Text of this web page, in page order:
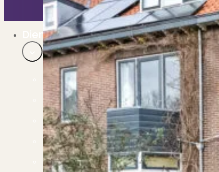
Bekijk ons huuraanbod..
Nieuwbouw projecten
De toekomst, te koop..
Diensten
Verkoop
Begeleiding naar een succesvolle verkoop
Aankoop
Samen vinden wij jouw droomwoning
Taxatie
Voldoe aan alle wettelijke eisen
Stille Verkoop
Verkoop jouw huis discreet..
Nieuwbouw verkopen